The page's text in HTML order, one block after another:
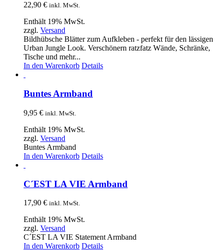
22,90 € inkl. MwSt.
Enthält 19% MwSt.
zzgl. Versand
Bildhübsche Blätter zum Aufkleben - perfekt für den lässigen
Urban Jungle Look. Verschönern ratzfatz Wände, Schränke,
Tische und mehr...
In den Warenkorb Details
Buntes Armband
9,95 € inkl. MwSt.
Enthält 19% MwSt.
zzgl. Versand
Buntes Armband
In den Warenkorb Details
C´EST LA VIE Armband
17,90 € inkl. MwSt.
Enthält 19% MwSt.
zzgl. Versand
C´EST LA VIE Statement Armband
In den Warenkorb Details